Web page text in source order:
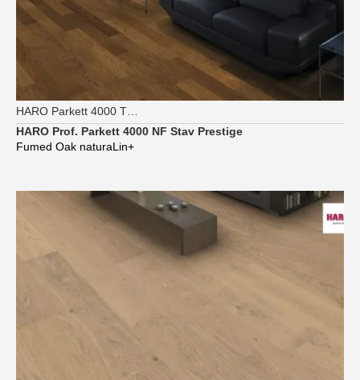
HARO Prof. Parkett 4000 NF Stav Prestige
Fumed Oak naturaLin+